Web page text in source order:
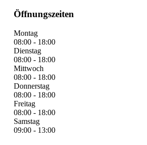
Öffnungszeiten
Montag
08:00 - 18:00
Dienstag
08:00 - 18:00
Mittwoch
08:00 - 18:00
Donnerstag
08:00 - 18:00
Freitag
08:00 - 18:00
Samstag
09:00 - 13:00